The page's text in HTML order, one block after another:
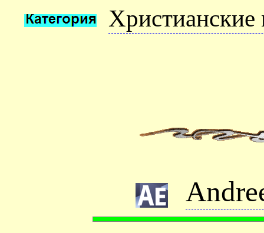
Христианские